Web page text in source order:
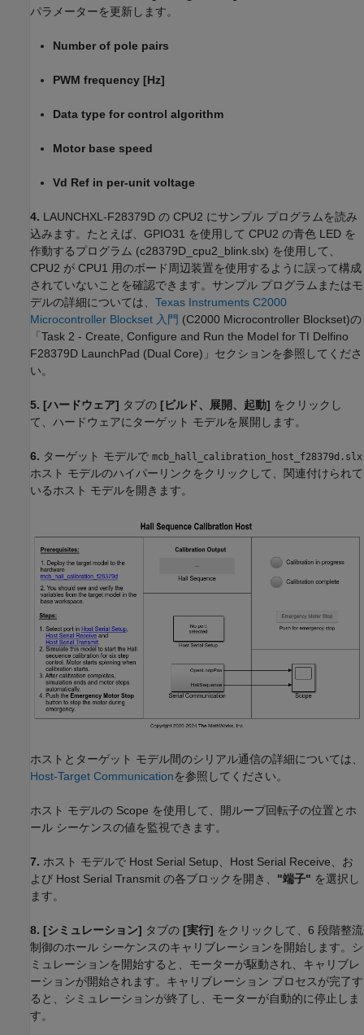
パラメーターを更新します。
Number of pole pairs
PWM frequency [Hz]
Data type for control algorithm
Motor base speed
Vd Ref in per-unit voltage
4. LAUNCHXL-F28379D の CPU2 にサンプル プログラムを読み
込みます。たとえば、GPIO31 を使用して CPU2 の青色 LED を
作動するプログラム (c28379D_cpu2_blink.slx) を使用して、
CPU2 が CPU1 用のボード周辺装置を使用するように誤って構成
されていないことを確認できます。サンプル プログラムまたはモ
デルの詳細については、 Texas Instruments C2000
Microcontroller Blockset 入門 (C2000 Microcontroller Blockset)の
「Task 2 - Create, Configure and Run the Model for TI Delfino
F28379D LaunchPad (Dual Core)」セクションを参照してくださ
い。
5. [ハードウェア] タブの [ビルド、展開、起動] をクリックし
て、ハードウェアにターゲット モデルを展開します。
6. ターゲット モデルで mcb_hall_calibration_host_f28379d.slx
ホスト モデルのハイパーリンクをクリックして、関連付けられて
いるホスト モデルを開きます。
ホストとターゲット モデル間のシリアル通信の詳細については、
Host-Target Communicationを参照してください。
ホスト モデルの Scope を使用して、開ループ回転子の位置とホ
ール シーケンスの値を監視できます。
7. ホスト モデルで Host Serial Setup、Host Serial Receive、お
よび Host Serial Transmit の各ブロックを開き、 "端子" を選択し
ます。
8. [シミュレーション] タブの [実行] をクリックして、6 段階整流
制御のホール シーケンスのキャリブレーションを開始します。シ
ミュレーションを開始すると、モーターが駆動され、キャリブレ
ーションが開始されます。キャリブレーション プロセスが完了す
ると、シミュレーションが終了し、モーターが自動的に停止しま
す。